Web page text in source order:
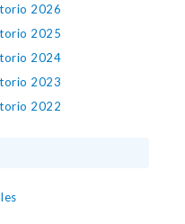
2026
2025
2024
2023
2022